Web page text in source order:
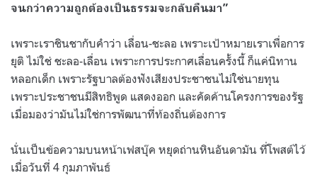
จนกว่าความถูกต้องเป็นธรรมจะกลับคืนมา”
เพราะเราชินชากับคำว่า เลื่อน-ชะลอ เพราะเป้าหมายเราเพื่อการ
ยุติ ไม่ใช่ ชะลอ-เลื่อน เพราะการประกาศเลื่อนครั้งนี้ ก็แค่นิทาน
หลอกเด็ก เพราะรัฐบาลต้องฟังเสียงประชาชนไม่ใช่นายทุน
เพราะประชาชนมีสิทธิพูด แสดงออก และคัดค้านโครงการของรัฐ
เมื่อมองว่ามันไม่ใช่การพัฒนาที่ท้องถิ่นต้องการ
นั่นเป็นข้อความบนหน้าเฟสบุ๊ค หยุดถ่านหินอันดามัน ที่โพสต์ไว้
เมื่อวันที่ 4 กุมภาพันธ์